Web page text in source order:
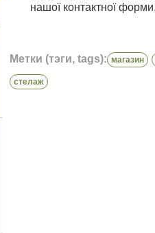
нашої контактної
Метки (тэги, tags): магазин
стелаж